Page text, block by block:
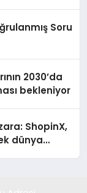
Soru
2030’da
bekleniyor
ShopinX,
dünya